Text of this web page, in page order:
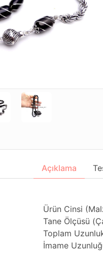
Açıklama
Ürün Cinsi
Tane Ölçüsü
Toplam
İmame